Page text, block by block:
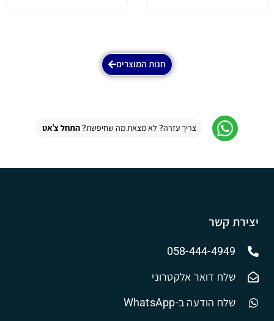
חנות המוצרים
צריך עזרה? לא מצאת מה שחיפשת?התחל צ'אט
יצירת קשר
058-444-4949
שלח דואר אלקטרוני
שלח הודעה ב-WhatsApp